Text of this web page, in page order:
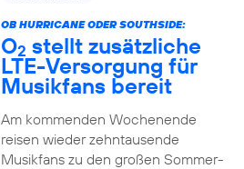
OB HURRICANE ODER SOUTHSIDE:
O2 stellt zusätzliche
LTE-Versorgung für
Musikfans bereit
Am kommenden Wochenende
reisen wieder zehntausende
Musikfans zu den großen Sommer-